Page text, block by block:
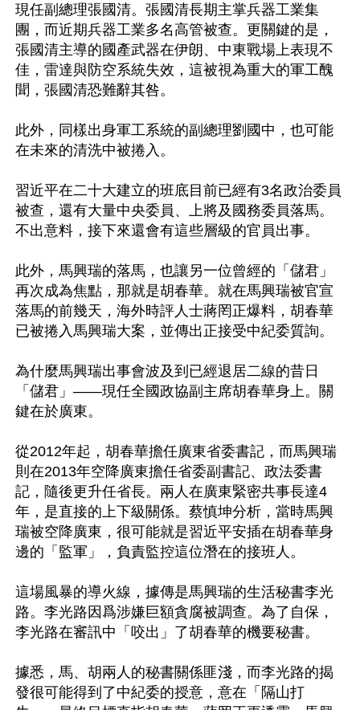
現任副總理張國清。張國清長期主掌兵器工業集
團，而近期兵器工業多名高管被查。更關鍵的是，
張國清主導的國產武器在伊朗、中東戰場上表現不
佳，雷達與防空系統失效，這被視為重大的軍工醜
聞，張國清恐難辭其咎。
此外，同樣出身軍工系統的副總理劉國中，也可能
在未來的清洗中被捲入。
習近平在二十大建立的班底目前已經有3名政治委員
被查，還有大量中央委員、上將及國務委員落馬。
不出意料，接下來還會有這些層級的官員出事。
此外，馬興瑞的落馬，也讓另一位曾經的「儲君」
再次成為焦點，那就是胡春華。就在馬興瑞被官宣
落馬的前幾天，海外時評人士蔣罔正爆料，胡春華
已被捲入馬興瑞大案，並傳出正接受中紀委質詢。
為什麼馬興瑞出事會波及到已經退居二線的昔日
「儲君」——現任全國政協副主席胡春華身上。關
鍵在於廣東。
從2012年起，胡春華擔任廣東省委書記，而馬興瑞
則在2013年空降廣東擔任省委副書記、政法委書
記，隨後更升任省長。兩人在廣東緊密共事長達4
年，是直接的上下級關係。蔡慎坤分析，當時馬興
瑞被空降廣東，很可能就是習近平安插在胡春華身
邊的「監軍」，負責監控這位潛在的接班人。
這場風暴的導火線，據傳是馬興瑞的生活秘書李光
路。李光路因爲涉嫌巨額貪腐被調查。為了自保，
李光路在審訊中「咬出」了胡春華的機要秘書。
據悉，馬、胡兩人的秘書關係匪淺，而李光路的揭
發很可能得到了中紀委的授意，意在「隔山打